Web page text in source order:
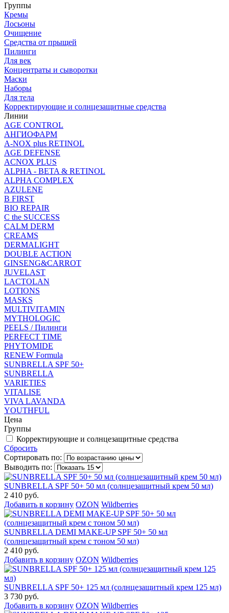
Группы
Кремы
Лосьоны
Очищение
Средства от прыщей
Пилинги
Для век
Концентраты и сыворотки
Маски
Наборы
Для тела
Корректирующие и солнцезащитные средства
Линии
AGE CONTROL
АНГИОФАРМ
A-NOX plus RETINOL
AGE DEFENSE
ACNOX PLUS
ALPHA - BETA & RETINOL
ALPHA COMPLEX
AZULENE
B FIRST
BIO REPAIR
C the SUCCESS
CALM DERM
CREAMS
DERMALIGHT
DOUBLE ACTION
GINSENG&CARROT
JUVELAST
LACTOLAN
LOTIONS
MASKS
MULTIVITAMIN
MYTHOLOGIC
PEELS / Пилинги
PERFECT TIME
PHYTOMIDE
RENEW Formula
SUNBRELLA SPF 50+
SUNBRELLA
VARIETIES
VITALISE
VIVA LAVANDA
YOUTHFUL
Цена
Группы
Корректирующие и солнцезащитные средства
Сбросить
Сортировать по:
Выводить по:
SUNBRELLA SPF 50+ 50 мл (солнцезащитный крем 50 мл)
2 410 руб.
Добавить в корзину OZON Wildberries
SUNBRELLA DEMI MAKE-UP SPF 50+ 50 мл
(солнцезащитный крем с тоном 50 мл)
2 410 руб.
Добавить в корзину OZON Wildberries
SUNBRELLA SPF 50+ 125 мл (солнцезащитный крем 125 мл)
3 730 руб.
Добавить в корзину OZON Wildberries